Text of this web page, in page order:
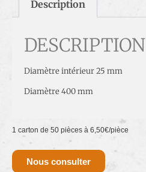
Description
DESCRIPTION
Diamètre intérieur 25 mm
Diamètre 400 mm
1 carton de 50 pièces à 6,50€/pièce
Nous consulter